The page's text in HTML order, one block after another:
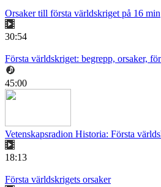
Orsaker till första världskriget på 16 min
30:54
Första världskriget: begrepp, orsaker,
45:00
Vetenskapsradion Historia: Första
18:13
Första världskrigets orsaker